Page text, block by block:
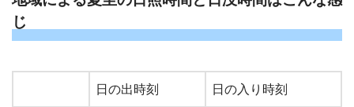
じ
日の出時刻 日の入り時刻